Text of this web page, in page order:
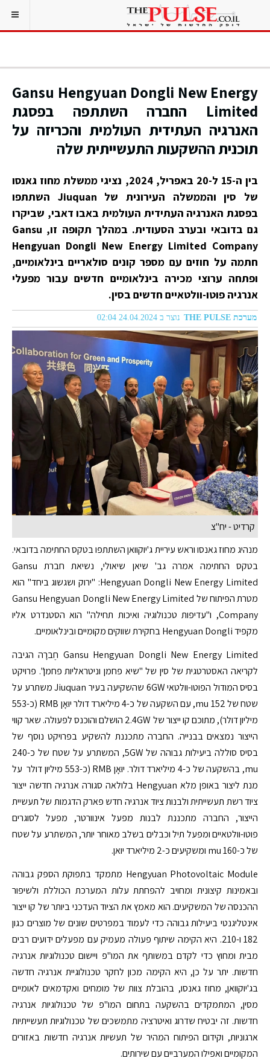
Gansu Hengyuan Dongli New Energy
Limited החברה השתתפה בפסגת
האנרגיה העתידית העולמית והכריזה על
תוכנית ההשקעות התעשייתית שלה
בין ה-15 ל-20 באפריל, 2024, נציגי ממשלת מחוז גאנסו
של סין והממשלה העירונית של Jiuquan השתתפו
בפסגת האנרגיה העתידית העולמית באבו דאבי, שביקרו
גם בדובאי ובערב הסעודית. במהלך תקופה זו, Gansu
Hengyuan Dongli New Energy Limited Company
חתמה על חוזים עם מספר קונים סולאריים בינלאומיים,
ופתחה ערוצי מכירה בינלאומיים חדשים עבור מפעלי
אנרגיה פוטו-וולטאיים חדשים בסין.
מערכת THE PULSE נוצר ב 24.04.2024 02:04
קרדיט - יח"צ
מנהיג מחוז גאנסו וראש עיריית ג'יוקוואן השתתפו בטקס החתימה בדובאי.
בטקס החתימה אמרה גב' שיאן שיאולי, נשיאת חברת Gansu
Hengyuan Dongli New Energy Limited: "ירוק ושגשוג ביחד" הוא
מטרת הפיתוח של Gansu Hengyuan Dongli New Energy Limited
Company, ו"עדיפות טכנולוגיה ואיכות תחילה" הוא הסטנדרט אליו
מקפיד Hengyuan Dongli בחקירת שווקים מקומיים ובינלאומיים.
Gansu Hengyuan Dongli New Energy Limited חֶברָה הגיבה
לקריאה האסטרטגית של סין של "שיא פחמן וניטראליות פחמן". פרויקט
בסיס המודול הפוטו-וולטאי 6GW שהשקיעה בעיר Jiuquan משתרע על
שטח של 152 mu, עם השקעה של כ-4 מיליארד דולר יוּאָן RMB (כ-553
מיליון דולר), מתוכם קו ייצור של 2.4GW הושלם והוכנס לפעולה. שאר קווי
הייצור נמצאים בבנייה. החברה מתכננת להשקיע בפרויקט נוסף של
בסיס סוללה ביעילות גבוהה של 5GW, המשתרע על שטח של כ-240
mu, בהשקעה של כ-4 מיליארד דולר. יוּאָן RMB (כ-553 מיליון דולר על
מנת ליצור באופן מלא Hengyuan בלולאה סגורה אנרגיה חדשה ייצור
ציוד רשת תעשייתית ולבנות ציוד אנרגיה חדש פארק הדגמות של תעשיית
הייצור, החברה מתכננת לבנות מפעל אינוורטר, מפעל לסוגרים
פוטו-וולטאיים ומפעל תיל וכבלים בשלב מאוחר יותר, המשתרע על שטח
של כ-160 mu ומשקיעים כ-2 מיליארד יואן.
Hengyuan Photovoltaic Module מתמקד בתפוקת הספק גבוהה
ובאמינות קיצונית ומחויב להפחתת עלות המערכת הכוללת ולשיפור
ההכנסה של המשקיעים. הוא מאמץ את הציוד העדכני ביותר של קו ייצור
אינטליגנטי ביעילות גבוהה כדי לעמוד במפרטים שונים של מוצרים כגון
182 ו-210. היא הקימה שיתוף פעולה מעמיק עם מפעלים ידועים רבים
מבית ומחוץ כדי לקדם במשותף את המו"פ ויישום טכנולוגיות אנרגיה
חדשות. יתר על כן, היא הקימה מכון לחקר טכנולוגיית אנרגיה חדשה
בג'יוקוואן, מחוז גאנסו, בהובלת צוות של מומחים ואקדמאים לאומיים
מסין, המתמקדים בהשקעה בתחום המו"פ של טכנולוגיות אנרגיה
חדשות. זה יבטיח שדרוג ואיטרציה מתמשכים של טכנולוגיות תעשייתיות
ארגוניות, וקידום הפיתוח המהיר של תעשיות אנרגיה חדשות באזורים
המקומיים ואפילו המערביים עם שירותים.